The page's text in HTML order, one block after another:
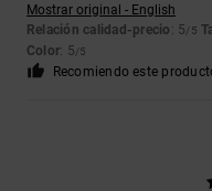
Mostrar original - English
Relación calidad-precio : 5/5
Color: 5/5
Recomiendo este